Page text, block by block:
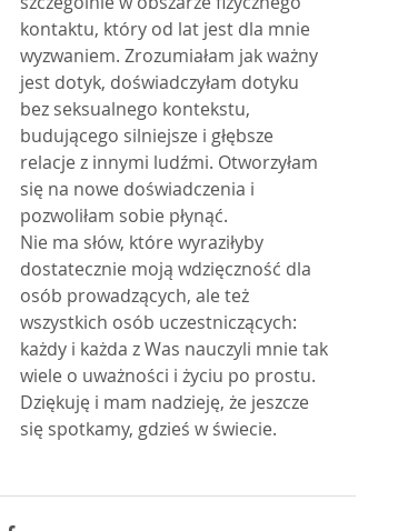
kontaktu, który od lat jest dla mnie
wyzwaniem. Zrozumiałam jak ważny
jest dotyk, doświadczyłam dotyku
bez seksualnego kontekstu,
budującego silniejsze i głębsze
relacje z innymi ludźmi. Otworzyłam
się na nowe doświadczenia i
pozwoliłam sobie płynąć.
Nie ma słów, które wyraziłyby
dostatecznie moją wdzięczność dla
osób prowadzących, ale też
wszystkich osób uczestniczących:
każdy i każda z Was nauczyli mnie tak
wiele o uważności i życiu po prostu.
Dziękuję i mam nadzieję, że jeszcze
się spotkamy, gdzieś w świecie.